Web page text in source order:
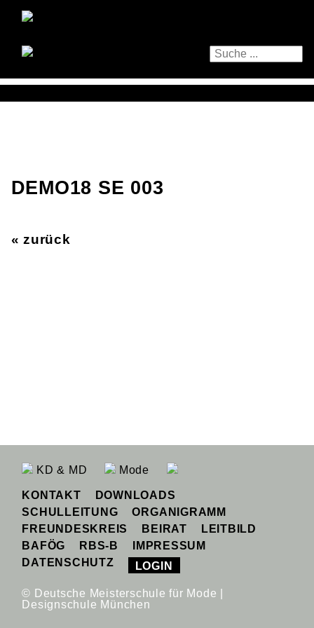
DEMO18 SE 003
« zurück
KD & MD Mode
KONTAKT
DOWNLOADS
SCHULLEITUNG
ORGANIGRAMM
FREUNDESKREIS
BEIRAT
LEITBILD
BAFÖG
RBS-B
IMPRESSUM
DATENSCHUTZ
LOGIN
© Deutsche Meisterschule für Mode |
Designschule München